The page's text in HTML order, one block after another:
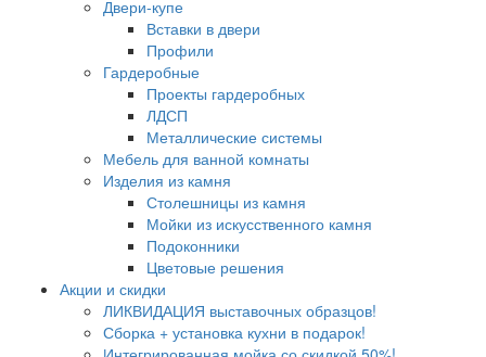
Двери-купе
Вставки в двери
Профили
Гардеробные
Проекты гардеробных
ЛДСП
Металлические системы
Мебель для ванной комнаты
Изделия из камня
Столешницы из камня
Мойки из искусственного камня
Подоконники
Цветовые решения
Акции и скидки
ЛИКВИДАЦИЯ выставочных образцов!
Сборка + установка кухни в подарок!